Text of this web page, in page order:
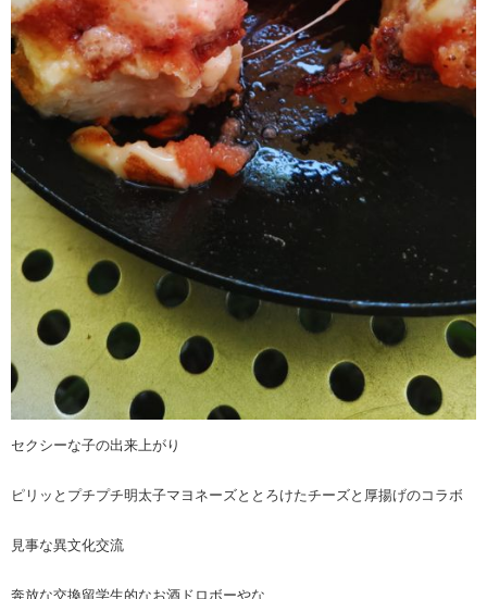
セクシーな子の出来上がり
ピリッとプチプチ明太子マヨネーズととろけたチーズと厚揚げのコラボ
見事な異文化交流
奔放な交換留学生的なお酒ドロボーやな